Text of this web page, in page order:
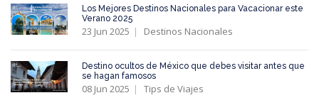
Los Mejores Destinos Nacionales para Vacacionar este
Verano 2025
23 Jun 2025 Destinos Nacionales
Destino ocultos de México que debes visitar antes que
se hagan famosos
08 Jun 2025 Tips de Viajes